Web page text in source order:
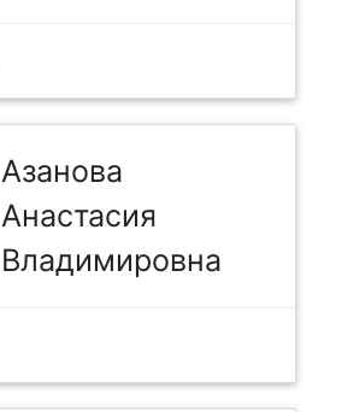
Азанова
Анастасия
Владимировна